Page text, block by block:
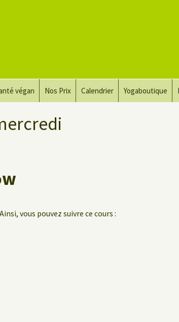
végan Nos Prix Calendrier Yogaboutique
Ainsi, vous pouvez suivre ce cours :